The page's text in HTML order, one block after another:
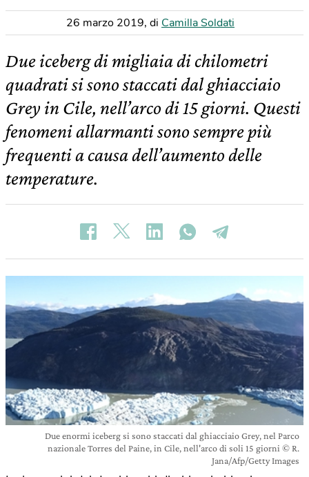
26 marzo 2019, di Camilla Soldati
Due iceberg di migliaia di chilometri
quadrati si sono staccati dal ghiacciaio
Grey in Cile, nell’arco di 15 giorni. Questi
fenomeni allarmanti sono sempre più
frequenti a causa dell’aumento delle
temperature.
Due enormi iceberg si sono staccati dal ghiacciaio Grey, nel Parco
nazionale Torres del Paine, in Cile, nell'arco di soli 15 giorni © R.
Jana/Afp/Getty Images